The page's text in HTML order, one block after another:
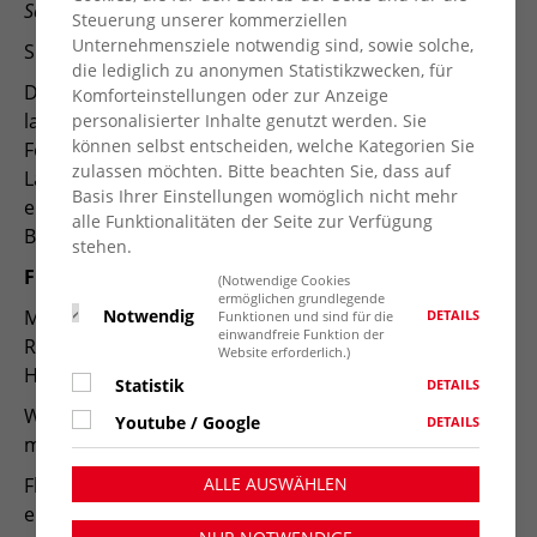
Schwangerschaftsabbrüchen entfallen.
Sind Sie für die Streichung des §218? ja
Die Streichung des Paragrafen 218 StGB ist schon seit
langem eine Forderung von uns Grünen. Die
Forderung wurde auf der
Landesdelegiertenkonferenz NRW (Juni 24) von uns
erneut untermauert. Wir Grüne fordern auch auf
Bundesebene diesem Ansinnen nachzukommen.
Frage 5:
Menschen schützen, statt kriminalisieren: Neue EU-
Richtlinie muss flüchtende Menschen und humanitäre
Hilfe schützen.
Wie stehen Sie dazu? (ja oder nein ist hier nicht
möglich)
Flüchtende Menschen zu schützen ist uns Grünen
eine Herzensangelegenheit, und zusätzlich Teil
Steuerung unserer kommerziellen
Unternehmensziele notwendig sind, sowie solche,
die lediglich zu anonymen Statistikzwecken, für
Komforteinstellungen oder zur Anzeige
personalisierter Inhalte genutzt werden. Sie
können selbst entscheiden, welche Kategorien Sie
zulassen möchten. Bitte beachten Sie, dass auf
Basis Ihrer Einstellungen womöglich nicht mehr
alle Funktionalitäten der Seite zur Verfügung
stehen.
Notwendig
(Notwendige Cookies
ermöglichen grundlegende
Funktionen und sind für die
einwandfreie Funktion der
Website erforderlich.)
DETAILS
Statistik DETAILS
Youtube / Google DETAILS
ALLE AUSWÄHLEN